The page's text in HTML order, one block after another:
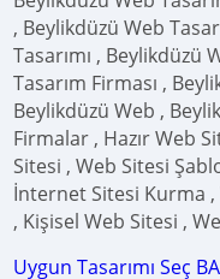
, Beylikdüzü Web
Tasarımı , Beylikdüzü
Tasarım Firması ,
Beylikdüzü Web ,
Firmalar , Hazır Web
Sitesi , Web Sitesi
İnternet Sitesi Kurma
, Kişisel Web Sitesi ,
Uygun Tasarımı Seç